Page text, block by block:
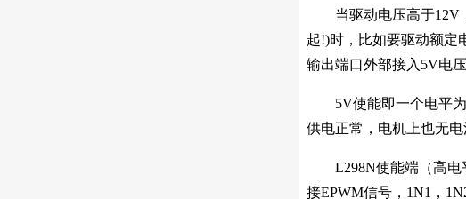
当驱动电压高于12V，
起!)时，比如要驱动额定
输出端口外部接入5V电
5V使能即一个电平为
供电正常，电机上也无电
L298N使能端（高电平
接EPWM信号，1N1，